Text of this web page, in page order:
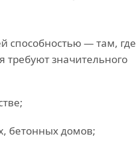
способностью — там, где
требуют значительного
бетонных домов;